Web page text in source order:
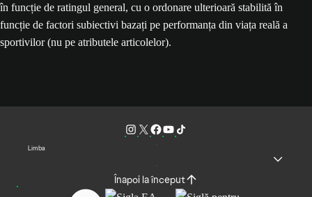
în funcție de ratingul general, cu o ordonare ulterioară stabilită în
funcție de factori subiectivi bazați pe performanța din viața reală a
sportivilor (nu pe atributele articolelor).
Limba
Înapoi la început